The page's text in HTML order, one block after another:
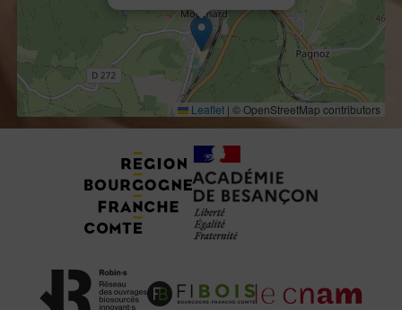
Leaflet | © OpenStreetMap contributors
Tuteurs, Partenaires et Certifications